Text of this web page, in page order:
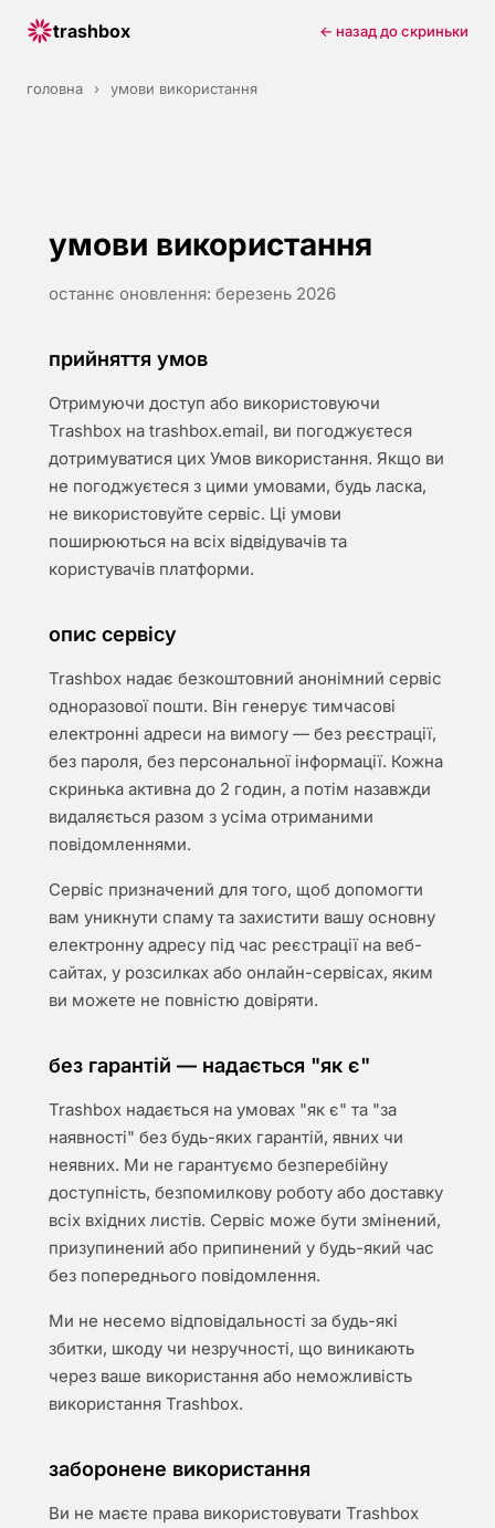
trashbox ← назад до скриньки
головна › умови використання
умови використання
останнє оновлення: березень 2026
прийняття умов
Отримуючи доступ або використовуючи
Trashbox на trashbox.email, ви погоджуєтеся
дотримуватися цих Умов використання. Якщо ви
не погоджуєтеся з цими умовами, будь ласка,
не використовуйте сервіс. Ці умови
поширюються на всіх відвідувачів та
користувачів платформи.
опис сервісу
Trashbox надає безкоштовний анонімний сервіс
одноразової пошти. Він генерує тимчасові
електронні адреси на вимогу — без реєстрації,
без пароля, без персональної інформації. Кожна
скринька активна до 2 годин, а потім назавжди
видаляється разом з усіма отриманими
повідомленнями.
Сервіс призначений для того, щоб допомогти
вам уникнути спаму та захистити вашу основну
електронну адресу під час реєстрації на веб-
сайтах, у розсилках або онлайн-сервісах, яким
ви можете не повністю довіряти.
без гарантій — надається "як є"
Trashbox надається на умовах "як є" та "за
наявності" без будь-яких гарантій, явних чи
неявних. Ми не гарантуємо безперебійну
доступність, безпомилкову роботу або доставку
всіх вхідних листів. Сервіс може бути змінений,
призупинений або припинений у будь-який час
без попереднього повідомлення.
Ми не несемо відповідальності за будь-які
збитки, шкоду чи незручності, що виникають
через ваше використання або неможливість
використання Trashbox.
заборонене використання
Ви не маєте права використовувати Trashbox